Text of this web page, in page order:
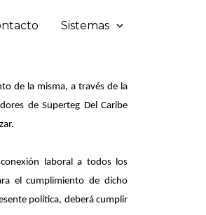
Sistemas
de la misma, a través de la
de Superteg Del Caribe
laboral a todos los
el cumplimiento de dicho
política, deberá cumplir